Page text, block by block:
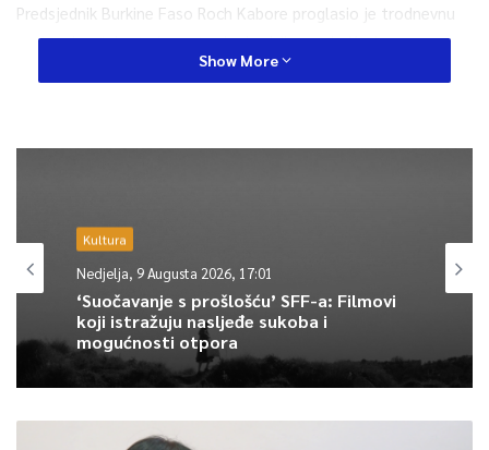
Predsjednik Burkine Faso Roch Kabore proglasio je trodnevnu
nacionalnu žalost zbog stradanja civila u selu Yaghga.
napadi na vojsku i civile su primorali na raseljavanje 1,1 milion
Article Rating
Show More
Kultura
Nedjelja, 9 Augusta 2026, 17:01
‘Suočavanje s prošlošću’ SFF-a: Filmovi
koji istražuju nasljeđe sukoba i
mogućnosti otpora